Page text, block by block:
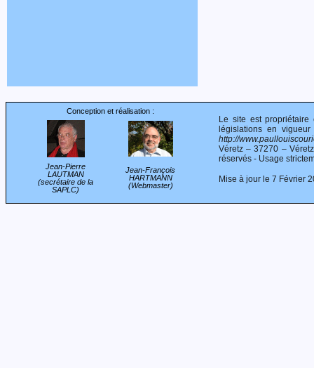
Conception et réalisation :
Jean-Pierre
LAUTMAN
(secrétaire de la
SAPLC)
Jean-François
HARTMANN
(Webmaster)
Le site est
législations en
http://
Véretz – 37270 –
réservés - Usage
Mise à jour le 7 Février